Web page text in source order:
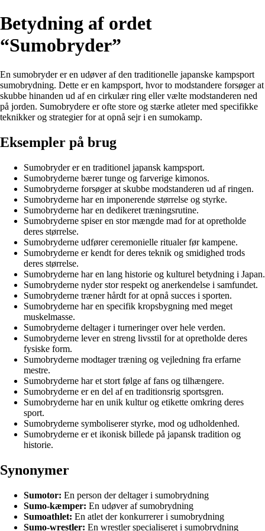
Betydning af ordet
“Sumobryder”
En sumobryder er en udøver af den traditionelle japanske kampsport
sumobrydning. Dette er en kampsport, hvor to modstandere forsøger at
skubbe hinanden ud af en cirkulær ring eller vælte modstanderen ned
på jorden. Sumobrydere er ofte store og stærke atleter med specifikke
teknikker og strategier for at opnå sejr i en sumokamp.
Eksempler på brug
Sumobryder er en traditionel japansk kampsport.
Sumobryderne bærer tunge og farverige kimonos.
Sumobryderne forsøger at skubbe modstanderen ud af ringen.
Sumobryderne har en imponerende størrelse og styrke.
Sumobryderne har en dedikeret træningsrutine.
Sumobryderne spiser en stor mængde mad for at opretholde
deres størrelse.
Sumobryderne udfører ceremonielle ritualer før kampene.
Sumobryderne er kendt for deres teknik og smidighed trods
deres størrelse.
Sumobryderne har en lang historie og kulturel betydning i Japan.
Sumobryderne nyder stor respekt og anerkendelse i samfundet.
Sumobryderne træner hårdt for at opnå succes i sporten.
Sumobryderne har en specifik kropsbygning med meget
muskelmasse.
Sumobryderne deltager i turneringer over hele verden.
Sumobryderne lever en streng livsstil for at opretholde deres
fysiske form.
Sumobryderne modtager træning og vejledning fra erfarne
mestre.
Sumobryderne har et stort følge af fans og tilhængere.
Sumobryderne er en del af en traditionsrig sportsgren.
Sumobryderne har en unik kultur og etikette omkring deres
sport.
Sumobryderne symboliserer styrke, mod og udholdenhed.
Sumobryderne er et ikonisk billede på japansk tradition og
historie.
Synonymer
Sumotor: En person der deltager i sumobrydning
Sumo-kæmper: En udøver af sumobrydning
Sumoathlet: En atlet der konkurrerer i sumobrydning
Sumo-wrestler: En wrestler specialiseret i sumobrydning